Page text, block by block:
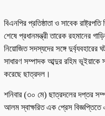
বিএনপির প্রতিষ্ঠাতা ও সাবেক
শেষে প্রধানমন্ত্রী তারেক রহমানের
নিয়োজিত সদস্যদের সঙ্গে দুর্ব্যবহারের
সাধারণ সম্পাদক আব্দুর রহিম ভূইয়াকে
করেছে ছাত্রদল।
শনিবার (৩০ মে) ছাত্রদলের দপ্তর
আলম স্বাক্ষরিত এক প্রেস